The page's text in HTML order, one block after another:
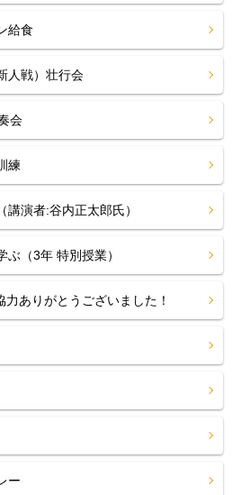
給食
人戦）壮行会
会
練
演者:谷内正太郎氏）
（3年 特別授業）
ありがとうございました！
ー